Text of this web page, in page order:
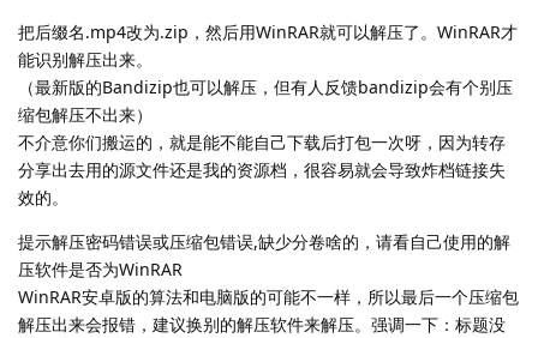
把后缀名.mp4改为.zip，然后用WinRAR就可以解压了。WinRAR才
能识别解压出来。
（最新版的Bandizip也可以解压，但有人反馈bandizip会有个别压
缩包解压不出来）
不介意你们搬运的，就是能不能自己下载后打包一次呀，因为转存
分享出去用的源文件还是我的资源档，很容易就会导致炸档链接失
效的。
提示解压密码错误或压缩包错误,缺少分卷啥的，请看自己使用的解
压软件是否为WinRAR
WinRAR安卓版的算法和电脑版的可能不一样，所以最后一个压缩包
解压出来会报错，建议换别的解压软件来解压。强调一下：标题没